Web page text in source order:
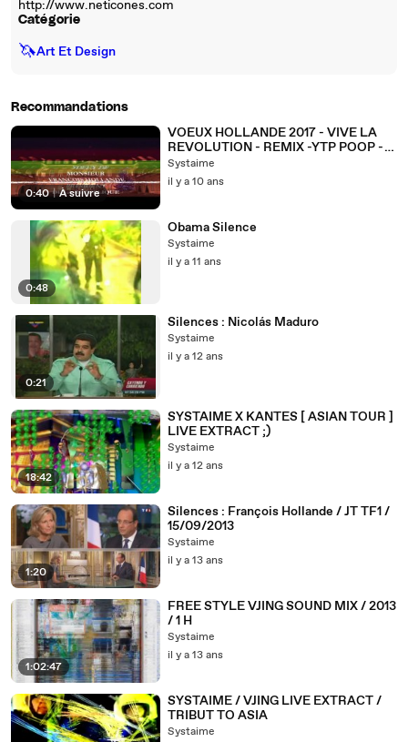
http://www.neticones.com
Catégorie
🦄Art Et Design
Recommandations
0:40 | À suivre
VOEUX HOLLANDE 2017 - VIVE LA
REVOLUTION - REMIX -YTP POOP -
BY VOODOO X SYSTAIME
Systaime
il y a 10 ans
0:48
Obama Silence
Systaime
il y a 11 ans
0:21
Silences : Nicolás Maduro
Systaime
il y a 12 ans
18:42
SYSTAIME X KANTES [ ASIAN TOUR ]
LIVE EXTRACT ;)
Systaime
il y a 12 ans
1:20
Silences : François Hollande / JT TF1 /
15/09/2013
Systaime
il y a 13 ans
1:02:47
FREE STYLE VJING SOUND MIX / 2013
/ 1 H
Systaime
il y a 13 ans
SYSTAIME / VJING LIVE EXTRACT /
TRIBUT TO ASIA
Systaime